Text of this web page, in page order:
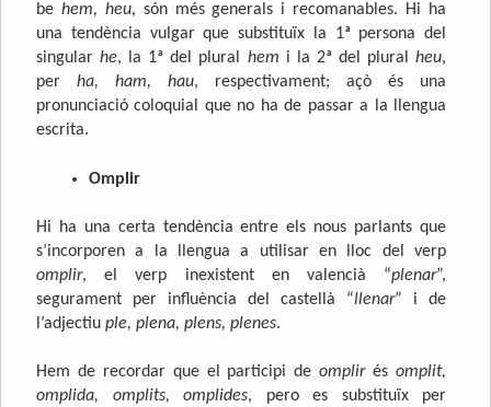
be hem, heu, són més generals i recomanables. Hi ha
una tendència vulgar que substituïx la 1ª persona del
singularhe, la 1ª del plural hem i la 2ª del pluralheu,
per ha, ham, hau, respectivament; açò és una
pronunciació coloquial que no ha de passar a la llengua
escrita.
Omplir
Hi ha una certa tendència entre els nous parlants que
s’incorporen a la llengua a utilisar en lloc del verp
omplir, el verp inexistent en valencià “plenar”,
segurament per influència del castellà “llenar” i de
l’adjectiu ple, plena, plens, plenes.
Hem de recordar que el participi deomplirésomplit,
omplida, omplits, omplides, pero es substituïx per